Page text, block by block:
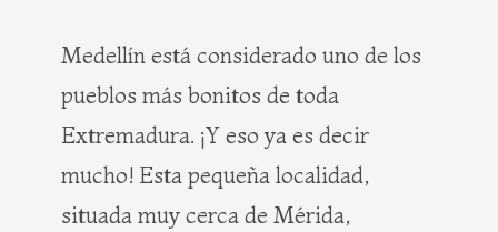
o
k
t
e
r
e
s
t
r
m
Medellín está considerado uno de los
pueblos más bonitos de toda
Extremadura. ¡Y eso ya es decir
mucho! Esta pequeña localidad,
situada muy cerca de Mérida,